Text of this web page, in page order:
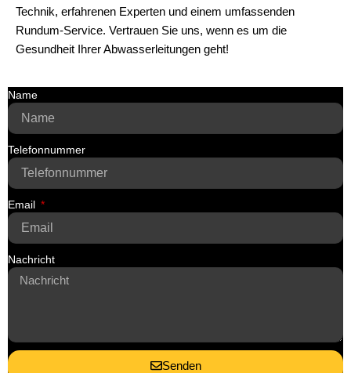
Technik, erfahrenen Experten und einem umfassenden
Rundum-Service. Vertrauen Sie uns, wenn es um die
Gesundheit Ihrer Abwasserleitungen geht!
Name
Telefonnummer
Email
Nachricht
Senden